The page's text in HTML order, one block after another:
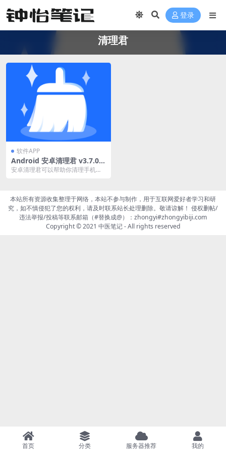
登录
清理君
软件APP
Android 安卓清理君 v3.7.0
解锁高级版 手机垃圾清理
安卓清理君可以帮助你清理手机的
本站所有资源收集整理于网络，本站不参与制作，用于互联网爱好者学习和研
究，如不慎侵犯了您的权利，请及时联系站长处理删除。敬请谅解！ 侵权删帖/
违法举报/投稿等联系邮箱（#替换成@）：zhongyi#zhongyibiji.com
Copyright © 2021 中医笔记- All rights reserved
首页 分类 服务器推荐 我的